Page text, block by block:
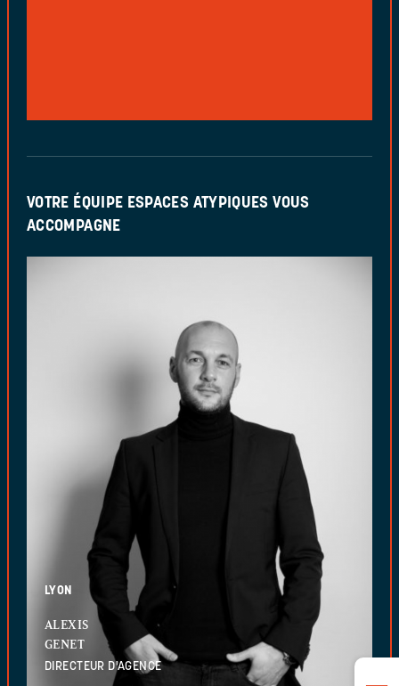
VOTRE ÉQUIPE ESPACES ATYPIQUES VOUS
ACCOMPAGNE
LYON
ALEXIS
GENET
DIRECTEUR D'AGENCE